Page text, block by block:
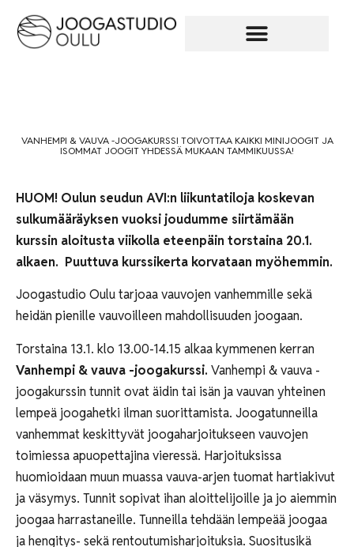
VANHEMPI & VAUVA -JOOGAKURSSI TOIVOTTAA KAIKKI MINIJOOGIT JA
ISOMMAT JOOGIT YHDESSÄ MUKAAN TAMMIKUUSSA!
HUOM! Oulun seudun AVI:n liikuntatiloja koskevan
sulkumääräyksen vuoksi joudumme siirtämään
kurssin aloitusta viikolla eteenpäin torstaina 20.1.
alkaen. Puuttuva kurssikerta korvataan myöhemmin.
Joogastudio Oulu tarjoaa vauvojen vanhemmille sekä
heidän pienille vauvoilleen mahdollisuuden joogaan.
Torstaina 13.1. klo 13.00-14.15 alkaa kymmenen kerran
Vanhempi & vauva -joogakurssi. Vanhempi & vauva -
joogakurssin tunnit ovat äidin tai isän ja vauvan yhteinen
lempeä joogahetki ilman suorittamista. Joogatunneilla
vanhemmat keskittyvät joogaharjoitukseen vauvojen
toimiessa apuopettajina vieressä. Harjoituksissa
huomioidaan muun muassa vauva-arjen tuomat hartiakivut
ja väsymys. Tunnit sopivat ihan aloittelijoille ja jo aiemmin
joogaa harrastaneille. Tunneilla tehdään lempeää joogaa
ja hengitys- sekä rentoutumisharjoituksia. Suositusikä